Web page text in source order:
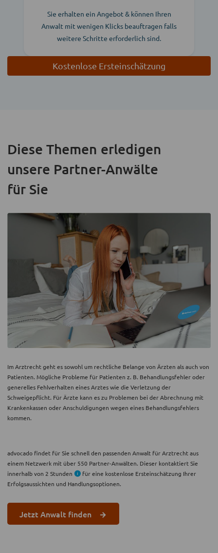
Sie erhalten ein Angebot & können Ihren
Anwalt mit wenigen Klicks beauftragen falls
weitere Schritte erforderlich sind.
Kostenlose Ersteinschätzung
Diese Themen erledigen
unsere Partner-Anwälte
für Sie
Im Arztrecht geht es sowohl um rechtliche Belange von Ärzten als auch von
Patienten. Mögliche Probleme für Patienten z. B. Behandlungsfehler oder
generelles Fehlverhalten eines Arztes wie die Verletzung der
Schweigepflicht. Für Ärzte kann es zu Problemen bei der Abrechnung mit
Krankenkassen oder Anschuldigungen wegen eines Behandlungsfehlers
kommen.
advocado findet für Sie schnell den passenden Anwalt für Arztrecht aus
einem Netzwerk mit über 550 Partner-Anwälten. Dieser kontaktiert Sie
innerhalb von 2 Stunden
für eine kostenlose Ersteinschätzung Ihrer
Erfolgsaussichten und Handlungsoptionen.
Jetzt Anwalt finden